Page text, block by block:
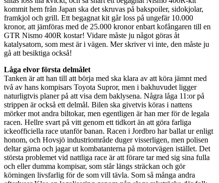
kommit hem från Japan ska det skruvas på bakspoiler, sidokjolar,
framkjol och grill. Ett begagnat kit går loss på ungefär 10.000
kronor, att jämföras med de 25.000 kronor enbart kofångaren till en
GTR Nismo 400R kostar! Vidare måste ju något göras åt
katalysatorn, som mest är i vägen. Mer skriver vi inte, den måste ju
gå att besiktiga också!
Låga elvor första delmålet
Tanken är att han till att börja med ska klara av att köra jämnt med
två av hans kompisars Toyota Supror, men i bakhuvudet ligger
naturligtvis planer på att visa dem baklysena. Några låga 11:or på
strippen är också ett delmål. Bilen ska givetvis köras i nattens
mörker mot andra biltokar, men egentligen är han mer för de legala
racen. Hellre svart på vitt genom ett tidkort än att göra farliga
ickeofficiella race utanför banan. Racen i Jordbro har ballat ur enligt
honom, och Hovsjö industriområde duger visserligen, men polisen
deltar gärna och jagar ut kombatanterna på motorvägen istället. Det
största problemet vid nattliga race är att förare tar med sig sina fulla
och eller dumma kompisar, som står längs sträckan och gör
körningen livsfarlig för de som vill tävla. Som så många andra